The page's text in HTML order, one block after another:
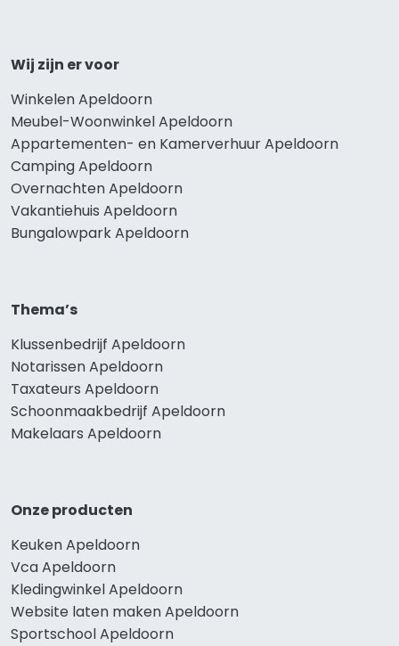
Wij zijn er voor
Winkelen Apeldoorn
Meubel-Woonwinkel Apeldoorn
Appartementen- en Kamerverhuur Apeldoorn
Camping Apeldoorn
Overnachten Apeldoorn
Vakantiehuis Apeldoorn
Bungalowpark Apeldoorn
Thema’s
Klussenbedrijf Apeldoorn
Notarissen Apeldoorn
Taxateurs Apeldoorn
Schoonmaakbedrijf Apeldoorn
Makelaars Apeldoorn
Onze producten
Keuken Apeldoorn
Vca Apeldoorn
Kledingwinkel Apeldoorn
Website laten maken Apeldoorn
Sportschool Apeldoorn